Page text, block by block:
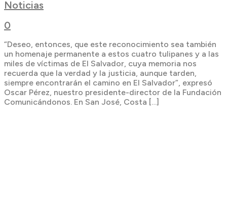
Noticias
0
“Deseo, entonces, que este reconocimiento sea también
un homenaje permanente a estos cuatro tulipanes y a las
miles de víctimas de El Salvador, cuya memoria nos
recuerda que la verdad y la justicia, aunque tarden,
siempre encontrarán el camino en El Salvador”, expresó
Oscar Pérez, nuestro presidente-director de la Fundación
Comunicándonos. En San José, Costa […]